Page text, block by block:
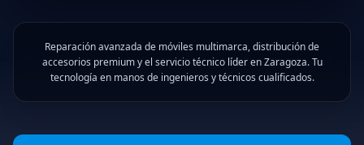
Reparación avanzada de móviles multimarca, distribución de
accesorios premium y el servicio técnico líder en Zaragoza. Tu
tecnología en manos de ingenieros y técnicos cualificados.